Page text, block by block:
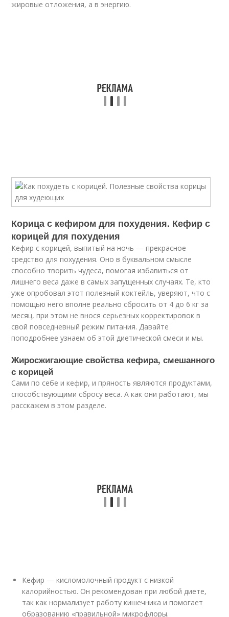
жировые отложения, а в энергию.
Корица с кефиром для похудения. Кефир с
корицей для похудения
Кефир с корицей, выпитый на ночь — прекрасное
средство для похудения. Оно в буквальном смысле
способно творить чудеса, помогая избавиться от
лишнего веса даже в самых запущенных случаях. Те, кто
уже опробовал этот полезный коктейль, уверяют, что с
помощью него вполне реально сбросить от 4 до 6 кг за
месяц, при этом не внося серьезных корректировок в
свой повседневный режим питания. Давайте
поподробнее узнаем об этой диетической смеси и мы.
Жиросжигающие свойства кефира, смешанного
с корицей
Сами по себе и кефир, и пряность являются продуктами,
способствующими сбросу веса. А как они работают, мы
расскажем в этом разделе.
Кефир — кисломолочный продукт с низкой
калорийностью. Он рекомендован при любой диете,
так как нормализует работу кишечника и помогает
образованию «правильной» микрофлоры.